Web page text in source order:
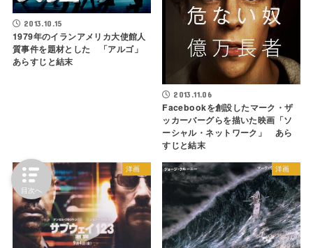
2013.10.15
1979年のイランアメリカ大使館人
質事件を題材とした 「アルゴ」
あらすじと結末
2013.11.06
Facebookを創設したマーク・ザ
ッカーバーグらを描いた映画「ソ
ーシャル・ネットワーク」 あら
すじと結末
洋画 洋画
目次へ